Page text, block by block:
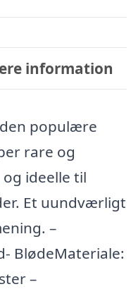
information
populære
rare og
ideelle til
Et uundværligt
–
BlødeMateriale:
–